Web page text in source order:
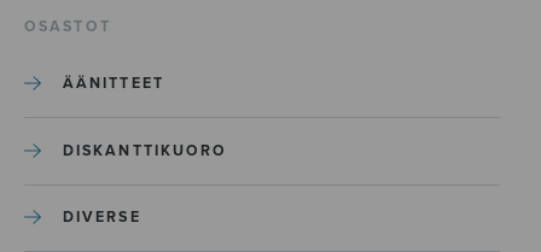
OSASTOT
ÄÄNITTEET
DISKANTTIKUORO
DIVERSE